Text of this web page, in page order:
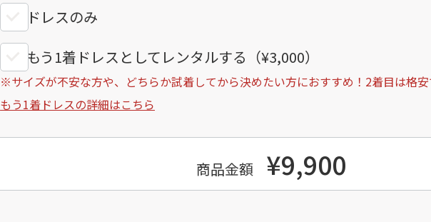
ドレスのみ
もう1着ドレスとしてレンタルする（¥3,000）
※サイズが不安な方や、どちらか試着してから決めたい方におすすめ！2着目は格
もう1着ドレスの詳細はこちら
商品金額 ¥9,900